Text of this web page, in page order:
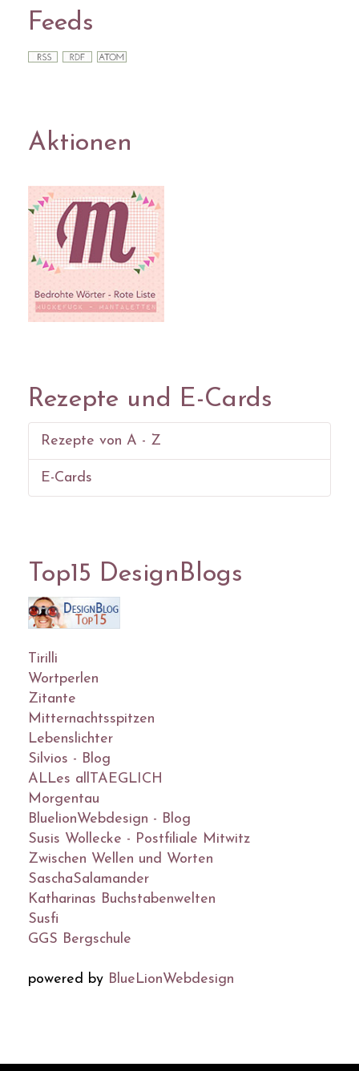
Feeds
Aktionen
Rezepte und E-Cards
Rezepte von A - Z
E-Cards
Top15 DesignBlogs
Tirilli
Wortperlen
Zitante
Mitternachtsspitzen
Lebenslichter
Silvios - Blog
ALLes allTAEGLICH
Morgentau
BluelionWebdesign - Blog
Susis Wollecke - Postfiliale Mitwitz
Zwischen Wellen und Worten
SaschaSalamander
Katharinas Buchstabenwelten
Susfi
GGS Bergschule
powered by BlueLionWebdesign